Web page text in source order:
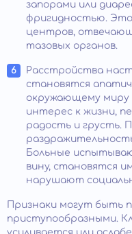
запорами или
фригидностью. Это
центров,
тазовых органов.
Расстройства
становятся
окружающему
интерес к жизни,
радость и грусть.
Больные
вину, становятся
нарушают
Признаки могут быть
приступообразными.